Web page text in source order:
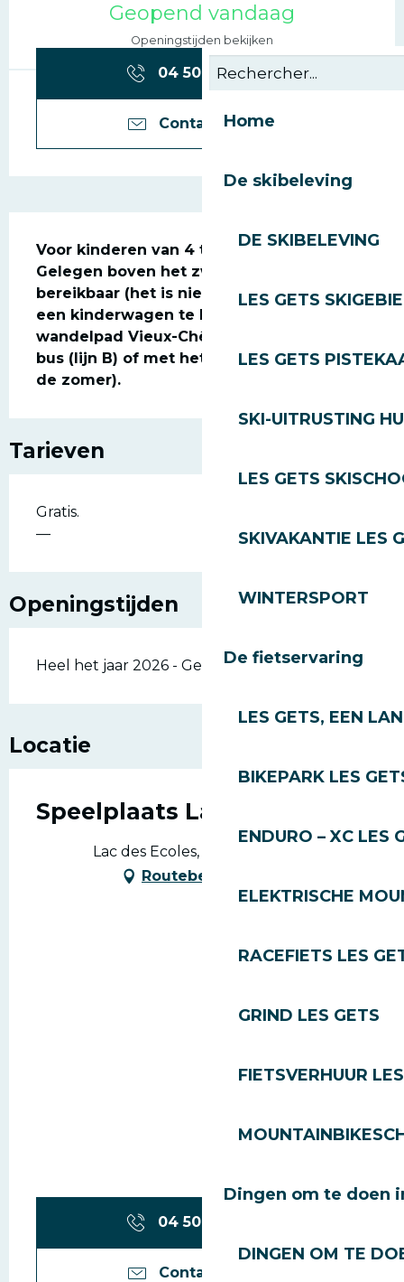
Home
De skibeleving
DE SKIBELEVING
LES GETS
LES GETS
SKI-UITRUSTING
LES GETS
SKIVAKANTIE LES
WINTERSPORT
De fietservaring
LES GETS, EEN
BIKEPARK LES
ENDURO – XC LES
ELEKTRISCHE
RACEFIETS LES
GRIND LES GETS
FIETSVERHUUR
Dingen om te doen
DINGEN OM TE
Geopend vandaag
Openingstijden bekijken
04 50 74 74▒▒
Contacteer ons
Beschrijving
Voor kinderen van 4 tot 12 jaar oud.
Gelegen boven het zwemmeer. Te voet
bereikbaar (het is niet mogelijk om er met
een kinderwagen te komen) via het
wandelpad Vieux-Chêne, met de gratis
bus (lijn B) of met het treintje (alleen in
de zomer).
Tarieven
Gratis.
—
Openingstijden
Heel het jaar 2026 - Geopend alle dagen
Locatie
Speelplaats Lac des Ecoles
Lac des Ecoles, 74260 Les Gets
Routebeschrijving
04 50 74 74
Contacteer ons